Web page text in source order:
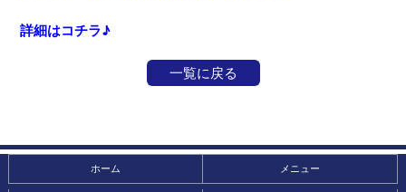
詳細はコチラ♪
一覧に戻る
ホーム メニュー